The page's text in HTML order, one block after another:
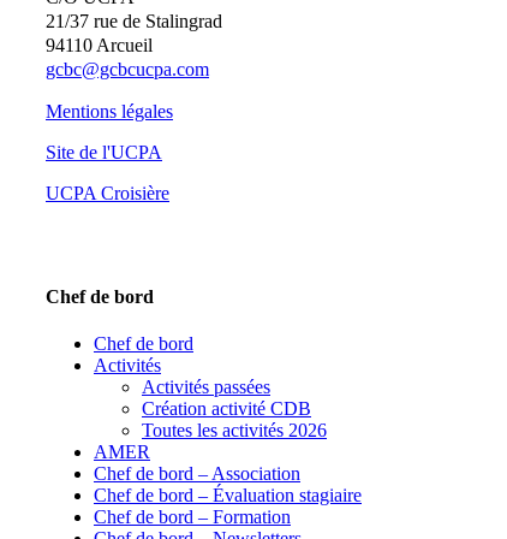
21/37 rue de Stalingrad
94110 Arcueil
gcbc@gcbcucpa.com
Mentions légales
Site de l'UCPA
UCPA Croisière
Chef de bord
Chef de bord
Activités
Activités passées
Création activité CDB
Toutes les activités 2026
AMER
Chef de bord – Association
Chef de bord – Évaluation stagiaire
Chef de bord – Formation